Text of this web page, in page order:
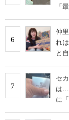
「
6
仲
れ
と
7
セ
は
に